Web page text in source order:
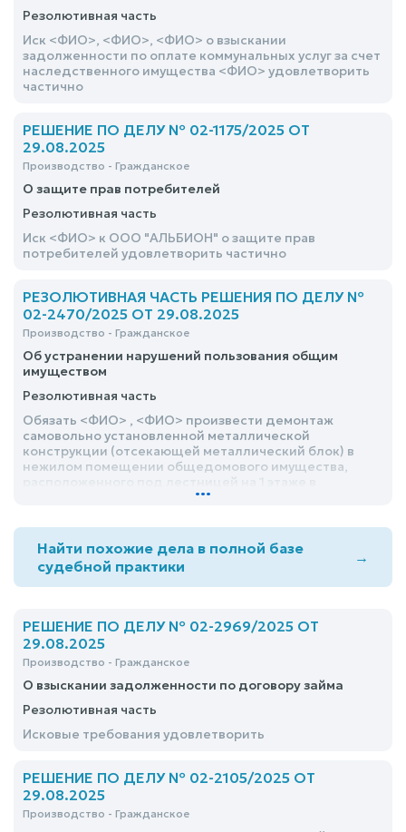
Резолютивная часть
Иск <ФИО>, <ФИО>, <ФИО> о взыскании
задолженности по оплате коммунальных услуг за счет
наследственного имущества <ФИО> удовлетворить
частично
РЕШЕНИЕ ПО ДЕЛУ № 02-1175/2025 ОТ
29.08.2025
Производство - Гражданское
О защите прав потребителей
Резолютивная часть
Иск <ФИО> к ООО "АЛЬБИОН" о защите прав
потребителей удовлетворить частично
РЕЗОЛЮТИВНАЯ ЧАСТЬ РЕШЕНИЯ ПО ДЕЛУ №
02-2470/2025 ОТ 29.08.2025
Производство - Гражданское
Об устранении нарушений пользования общим
имуществом
Резолютивная часть
Обязать <ФИО> , <ФИО> произвести демонтаж
самовольно установленной металлической
конструкции (отсекающей металлический блок) в
нежилом помещении общедомового имущества,
приквартирном холле в зоне расположения квартиры
освободить указанное помещение от личных вещей в
течение 30 календарных дней со дня вступления
решения суда в законную силу
...
Найти похожие дела в полной базе
судебной практики
→
РЕШЕНИЕ ПО ДЕЛУ № 02-2969/2025 ОТ
29.08.2025
Производство - Гражданское
О взыскании задолженности по договору займа
Резолютивная часть
Исковые требования удовлетворить
РЕШЕНИЕ ПО ДЕЛУ № 02-2105/2025 ОТ
29.08.2025
Производство - Гражданское